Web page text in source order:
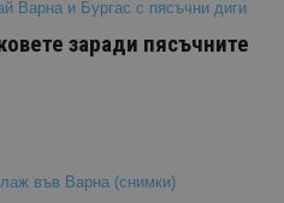
заради пясъчните